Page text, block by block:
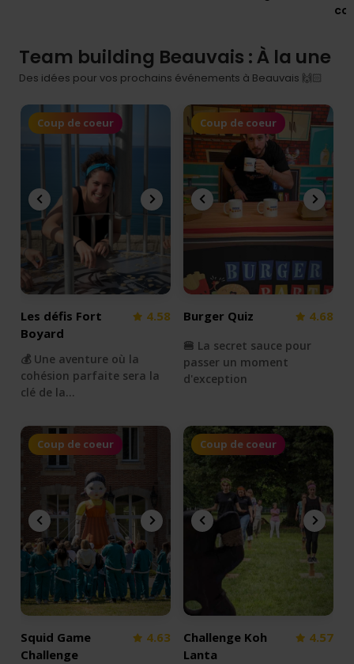
Team building Beauvais : À la une
Des idées pour vos prochains événements à Beauvais 🙌🏻
Coup de coeur
Les défis Fort
Boyard
4.58
💰 Une aventure où la
cohésion parfaite sera la
clé de la…
Coup de coeur
Burger Quiz 4.68
🍔 La secret sauce pour
passer un moment
d'exception
Coup de coeur
Squid Game
Challenge
4.63
Coup de coeur
Challenge Koh
Lanta
4.57